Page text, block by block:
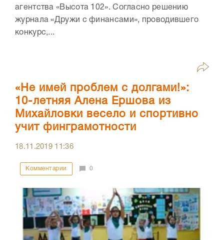
агентства «Высота 102». Согласно решению
журнала «Дружи с финансами», проводившего
конкурс,...
«Не имей проблем с долгами!»:
10-летняя Алена Ершова из
Михайловки весело и спортивно
учит финграмотности
18.11.2019 11:36
Комментарии 0